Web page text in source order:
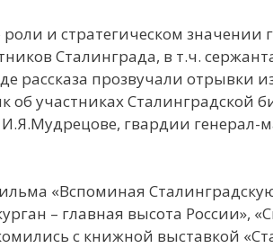
и стратегическом значении
Сталинграда, в т.ч.
рассказа прозвучали отрывки
участниках Сталинградской
гвардии
«Вспоминая
– главная высота России»,
с книжной выставкой